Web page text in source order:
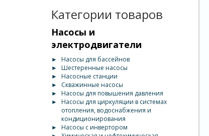
Категории товаров
Насосы и
электродвигатели
►
Насосы для бассейнов
►
Шестеренные насосы
►
Насосные станции
►
Скважинные насосы
►
Насосы для повышения давления
►
Насосы для циркуляции в системах
отопления, водоснабжения и
кондиционирования
►
Насосы с инвертором